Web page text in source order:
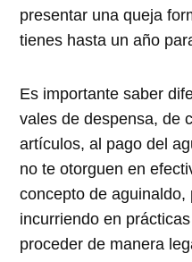
presentar una queja
tienes hasta un año
Es importante saber
vales de despensa, de
artículos, al pago del
no te otorguen en
concepto de aguinaldo,
incurriendo en
proceder de manera